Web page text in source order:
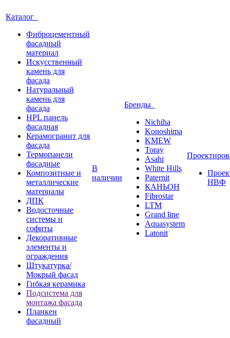
Каталог
Фиброцементный
фасадный
материал
Искусственный
камень для
фасада
Натуральный
камень для
фасада
HPL панель
фасадная
Керамогранит для
фасада
Термопанели
фасадные
Композитные и
металлические
материалы
ДПК
Водосточные
системы и
софиты
Декоративные
элементы и
ограждения
Штукатурка/
Мокрый фасад
Гибкая керамика
Подсистема для
монтажа фасада
Планкен
фасадный
В
наличии
Бренды
Nichiha
Konoshima
KMEW
Toray
Asahi
White Hills
Paternit
КАНЬОН
Fibrostar
LTM
Grand line
Aquasystem
Latonit
НВФ